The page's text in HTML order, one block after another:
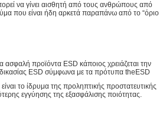
να γίνει αισθητή από τους ανθρώπους από
που είναι ήδη αρκετά παραπάνω από το “όριο
ασφαλή προϊόντα ESD κάποιος χρειάζεται την
ESD σύμφωνα με τα πρότυπα theESD
το ίδρυμα της προληπτικής προστατευτικής
εγγύησης της εξασφάλισης ποιότητας.